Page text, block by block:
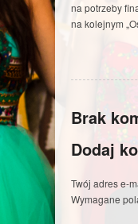
na potrzeby
na kolejnym
Brak
Dodaj
Twój adres e-
Wymagane